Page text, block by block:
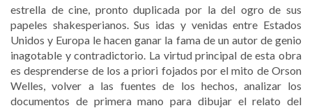
estrella de cine, pronto duplicada por la del ogro de sus
papeles shakesperianos. Sus idas y venidas entre Estados
Unidos y Europa le hacen ganar la fama de un autor de genio
inagotable y contradictorio. La virtud principal de esta obra
es desprenderse de los a priori fojados por el mito de Orson
Welles, volver a las fuentes de los hechos, analizar los
documentos de primera mano para dibujar el relato del